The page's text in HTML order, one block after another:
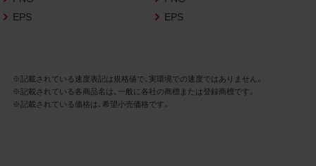
真データを複製、送信可能化して利用でき
3.遵守事項
EPS
EPS
※記載されている速度表記は規格値で、実環境での速度ではありません。
※記載されている各商品名は、一般に各社の商標または登録商標です。
※記載されている価格は、希望小売価格です。